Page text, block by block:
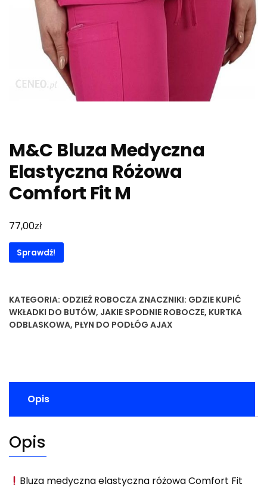
M&C Bluza Medyczna
Elastyczna Różowa
Comfort Fit M
77,00zł
Sprawdź!
KATEGORIA: ODZIEŻ ROBOCZA ZNACZNIKI: GDZIE KUPIĆ
WKŁADKI DO BUTÓW, JAKIE SPODNIE ROBOCZE, KURTKA
ODBLASKOWA, PŁYN DO PODŁÓG AJAX
Opis
Opis
Bluza medyczna elastyczna różowa Comfort Fit